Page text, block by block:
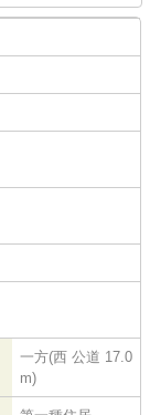
一方(西 公道 17.0
m)